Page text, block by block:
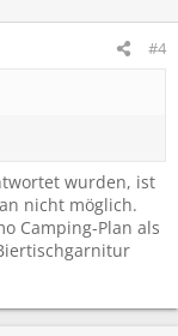
#4
wurden, ist
nicht möglich.
Camping-Plan als